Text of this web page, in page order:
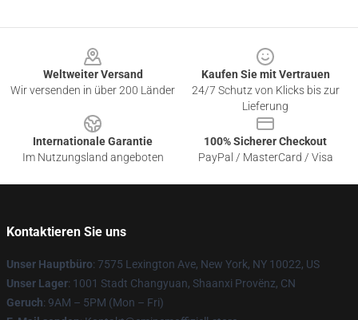
Weltweiter Versand
Wir versenden in über 200 Länder
Kaufen Sie mit Vertrauen
24/7 Schutz von Klicks bis zur
Lieferung
Internationale Garantie
Im Nutzungsland angeboten
100% Sicherer Checkout
PayPal / MasterCard / Visa
Kontaktieren Sie uns
Unser Hauptbüro: 7575 Lexington Ave, New York, NY 10022, US
Unser Lager: 1001 Stadt Changyuan, Shaanxi Provënz, CN
Geruch: 9AM – 5PM (Mon – Fri)